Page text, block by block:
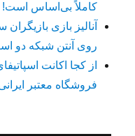
کاملاً بی‌اساس است!
آنالیز بازی
روی آنتن شبکه دو
فروشگاه معتبر